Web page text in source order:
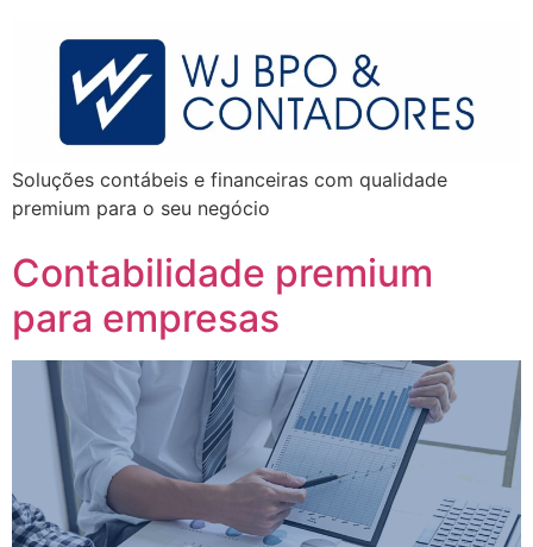
Soluções contábeis e financeiras com qualidade
premium para o seu negócio
Contabilidade premium
para empresas